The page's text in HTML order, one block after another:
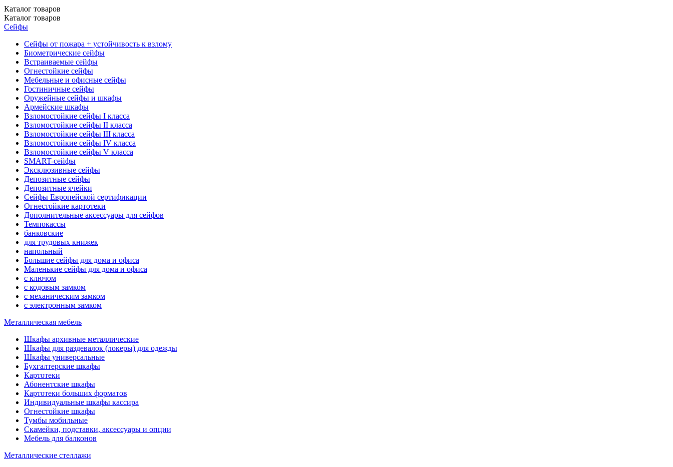
Каталог товаров
Каталог товаров
Сейфы
Сейфы от пожара + устойчивость к взлому
Биометрические сейфы
Встраиваемые сейфы
Огнестойкие сейфы
Мебельные и офисные сейфы
Гостиничные сейфы
Оружейные сейфы и шкафы
Армейские шкафы
Взломостойкие сейфы I класса
Взломостойкие сейфы II класса
Взломостойкие сейфы III класса
Взломостойкие сейфы IV класса
Взломостойкие сейфы V класса
SMART-сейфы
Эксклюзивные сейфы
Депозитные сейфы
Депозитные ячейки
Сейфы Европейской сертификации
Огнестойкие картотеки
Дополнительные аксессуары для сейфов
Темпокассы
банковские
для трудовых книжек
напольный
Большие сейфы для дома и офиса
Маленькие сейфы для дома и офиса
с ключом
с кодовым замком
с механическим замком
с электронным замком
Металлическая мебель
Шкафы архивные металлические
Шкафы для раздевалок (локеры) для одежды
Шкафы универсальные
Бухгалтерские шкафы
Картотеки
Абонентские шкафы
Картотеки больших форматов
Индивидуальные шкафы кассира
Огнестойкие шкафы
Тумбы мобильные
Скамейки, подставки, аксессуары и опции
Мебель для балконов
Металлические стеллажи